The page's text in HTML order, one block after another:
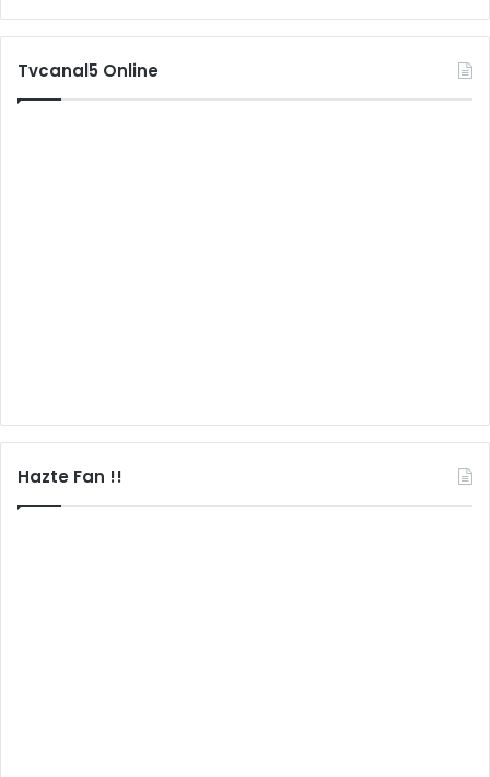
Tvcanal5 Online
Hazte Fan !!